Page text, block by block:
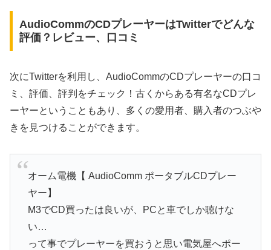
AudioCommのCDプレーヤーはTwitterでどんな
評価？レビュー、口コミ
次にTwitterを利用し、AudioCommのCDプレーヤーの口コ
ミ、評価、評判をチェック！古くからある有名なCDプレ
ーヤーということもあり、多くの愛用者、購入者のつぶや
きを見つけることができます。
オーム電機【 AudioComm ポータブルCDプレー
ヤー】
M3でCD買ったは良いが、PCと車でしか聴けな
い…
って事でプレーヤーを買おうと思い電気屋へポー